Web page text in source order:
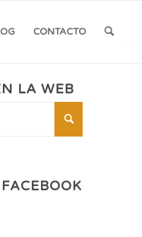
CONTACTO
LA WEB